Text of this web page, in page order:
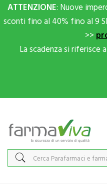
ATTENZIONE: Nuove
sconti fino al 40% fino al 9
>>
La scadenza si riferisce